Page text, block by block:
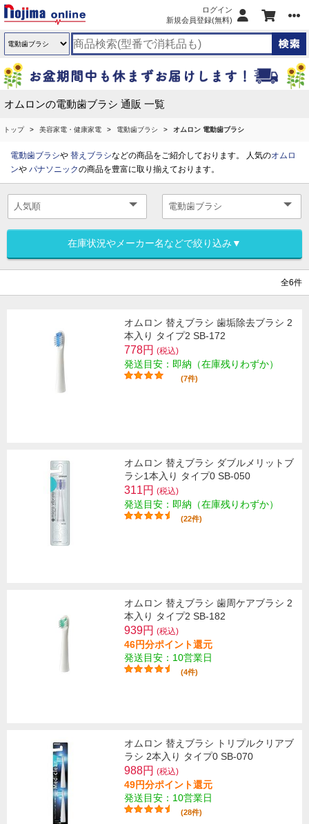
ログイン
新規会員登録(無料)
オムロンの電動歯ブラシ 通販 一覧
トップ 美容家電・健康家電 電動歯ブラシ オムロン 電動歯ブラシ
電動歯ブラシや 替えブラシなどの商品をご紹介しております。 人気のオムロ
ンや パナソニックの商品を豊富に取り揃えております。
在庫状況やメーカー名などで絞り込み▼
全6件
オムロン 替えブラシ 歯垢除去ブラシ 2
本入り タイプ2 SB-172
778円 (税込)
発送目安：即納（在庫残りわずか）
(7件)
オムロン 替えブラシ ダブルメリットブ
ラシ1本入り タイプ0 SB-050
311円 (税込)
発送目安：即納（在庫残りわずか）
(22件)
オムロン 替えブラシ 歯周ケアブラシ 2
本入り タイプ2 SB-182
939円 (税込)
46円分ポイント還元
発送目安：10営業日
(4件)
オムロン 替えブラシ トリプルクリアブ
ラシ 2本入り タイプ0 SB-070
988円 (税込)
49円分ポイント還元
発送目安：10営業日
(28件)